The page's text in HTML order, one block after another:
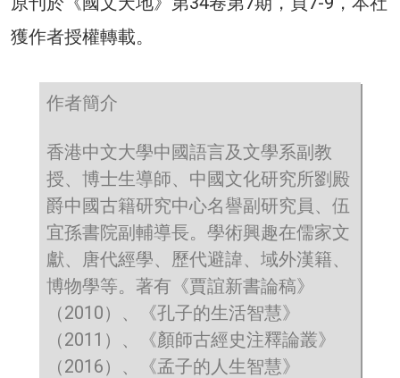
獲作者授權轉載。
作者簡介
香港中文大學中國語言及文學系副教
授、博士生導師、中國文化研究所劉殿
爵中國古籍研究中心名譽副研究員、伍
宜孫書院副輔導長。學術興趣在儒家文
獻、唐代經學、歷代避諱、域外漢籍、
博物學等。著有《賈誼新書論稿》
（2010）、《孔子的生活智慧》
（2011）、《顏師古經史注釋論叢》
（2016）、《孟子的人生智慧》